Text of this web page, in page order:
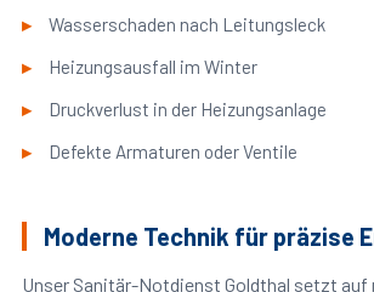
Wasserschaden nach Leitungsleck
Heizungsausfall im Winter
Druckverlust in der Heizungsanlage
Defekte Armaturen oder Ventile
Moderne Technik für präzise
Unser Sanitär-Notdienst Goldthal setzt auf